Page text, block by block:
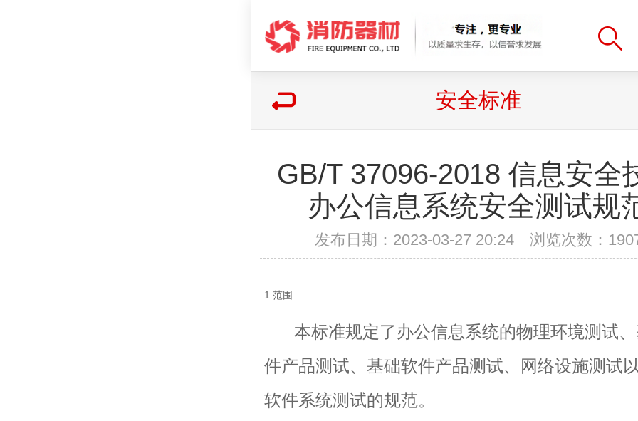
安全标准
GB/T 37096-2018 信息安全
办公信息系统安全测试规
发布日期：2023-03-27 20:24 浏览次数：
1 范围
本标准规定了办公信息系统的物理环境测试、
件产品测试、基础软件产品测试、网络设施测试
软件系统测试的规范。